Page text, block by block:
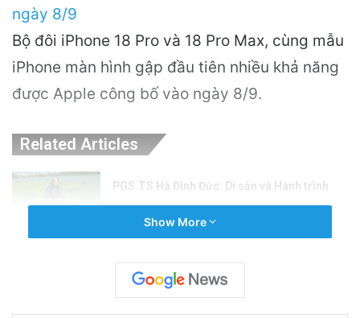
Bộ đôi iPhone 18 Pro và 18 Pro Max, cùng mẫu
iPhone màn hình gập đầu tiên nhiều khả năng
được Apple công bố vào ngày 8/9.
Related Articles
PGS.TS Hà Đình Đức: Di sản và Hành trình
Khám Phá Máy Đào Hầm Nổ Đá Đầu Tiên
Trên Thế Giới: Bước Đột Phá Trong Công
Show More